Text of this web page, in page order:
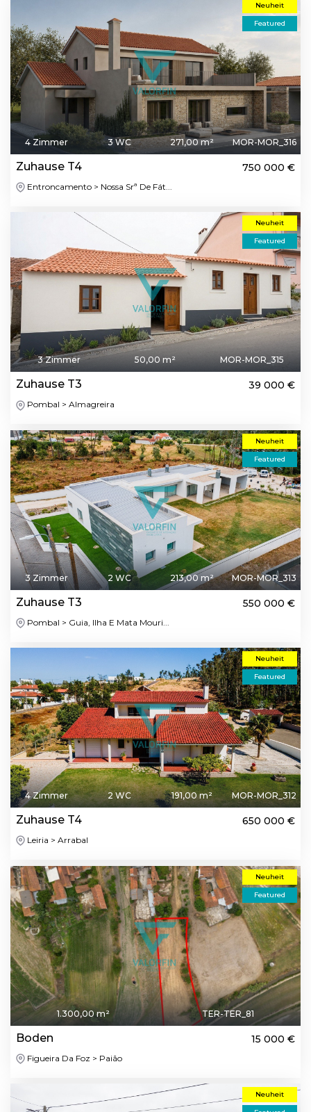
Neuheit
Featured
4 Zimmer 3 WC 271,00 m² MOR-MOR_316
Zuhause T4 750 000 €
Entroncamento > Nossa Srª De Fát...
Neuheit
Featured
3 Zimmer 50,00 m² MOR-MOR_315
Zuhause T3 39 000 €
Pombal > Almagreira
Neuheit
Featured
3 Zimmer 2 WC 213,00 m² MOR-MOR_313
Zuhause T3 550 000 €
Pombal > Guia, Ilha E Mata Mouri...
Neuheit
Featured
4 Zimmer 2 WC 191,00 m² MOR-MOR_312
Zuhause T4 650 000 €
Leiria > Arrabal
Neuheit
Featured
1.300,00 m² TER-TER_81
Boden 15 000 €
Figueira Da Foz > Paião
Neuheit